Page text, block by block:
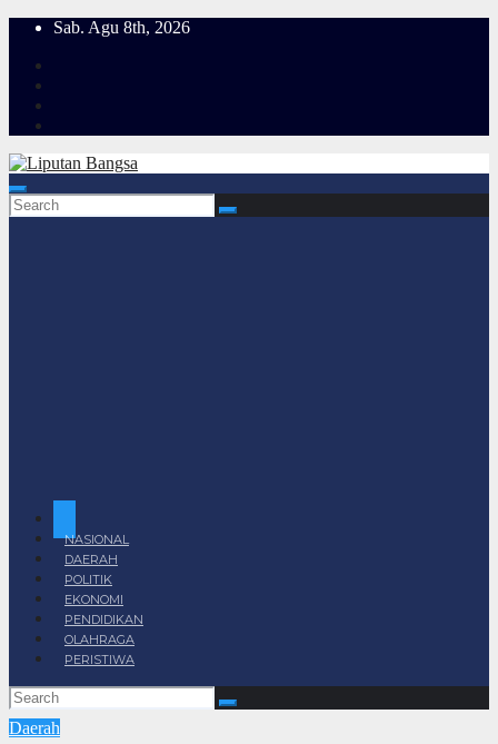
Skip
content
Sab. Agu 8th, 2026
NASIONAL
DAERAH
POLITIK
EKONOMI
PENDIDIKAN
OLAHRAGA
PERISTIWA
Daerah